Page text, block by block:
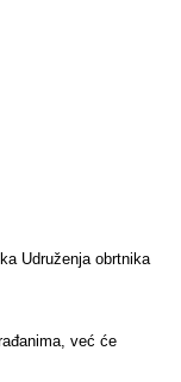
Udruženja obrtnika
već će